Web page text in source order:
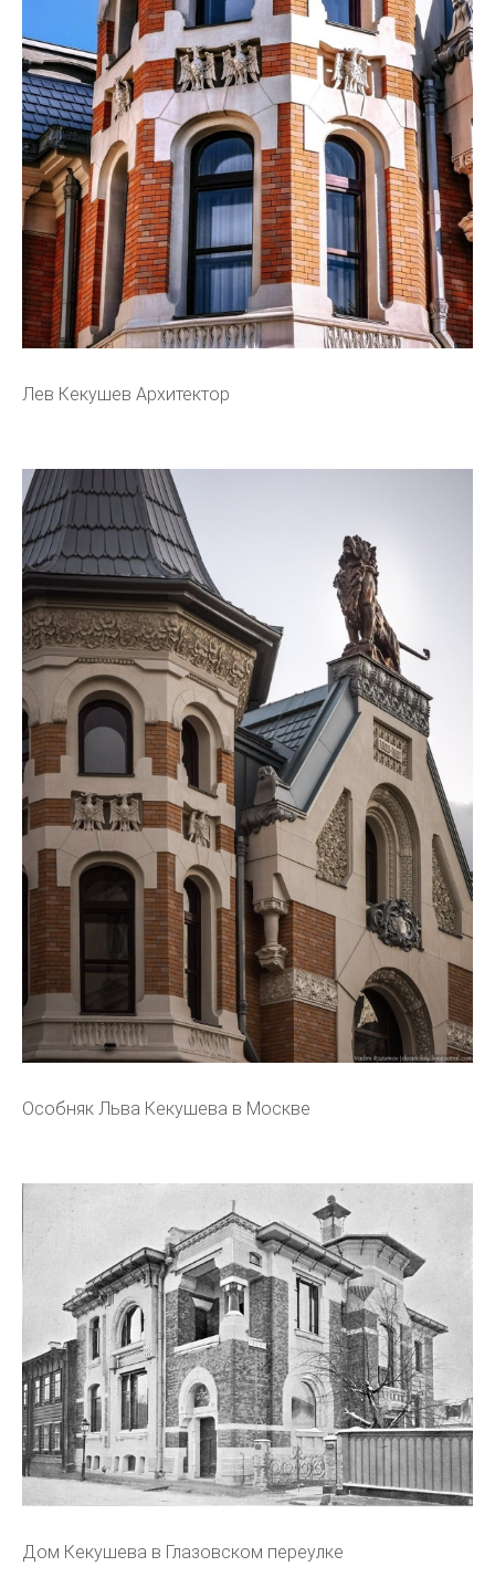
Лев Кекушев Архитектор
Особняк Льва Кекушева в Москве
Дом Кекушева в Глазовском переулке